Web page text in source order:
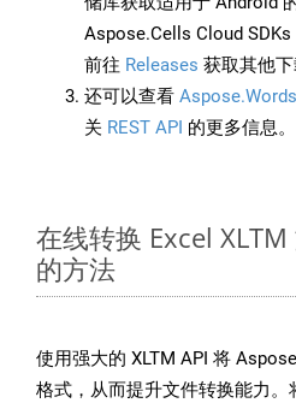
Aspose.Cells Cloud
前往 Releases 获取其他下
还可以查看 Aspose.Words
关 REST API 的更多信息。
在线转换 Excel
的方法
使用强大的 XLTM API 将
格式，从而提升文件转换能力